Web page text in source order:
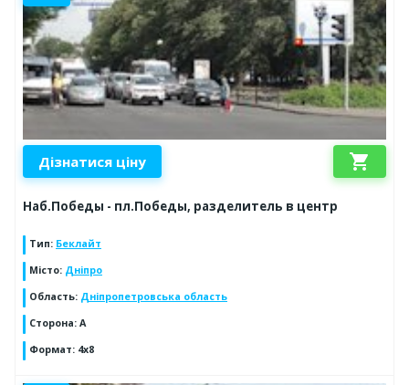
Дізнатися ціну shopping_cart
Наб.Победы - пл.Победы, разделитель в центр
Тип: Беклайт
Місто: Дніпро
Область: Дніпропетровська область
Сторона: A
Формат: 4х8